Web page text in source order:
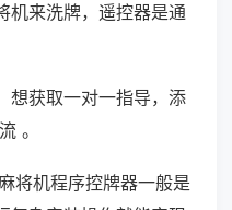
机来洗牌，遥控器是通
想获取一对一指导，添
。
将机程序控牌器一般是